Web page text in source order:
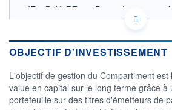
IE00B4V4RZ28 - Baring International
(Ireland) Limited
Consulter le prospectus / DIC
OBJECTIF D'INVESTISSEMENT
L'objectif de gestion du Compartiment
value en capital sur le long terme grâce à
portefeuille sur des titres d'émetteurs de